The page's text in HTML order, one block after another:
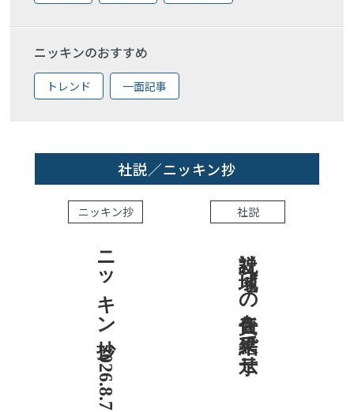
ニッキンのおすすめ
トレンド 一面記事
社説／ニッキン抄
ニッキン抄
ニッキン抄 2026.8.7
社説
社説 地域への責任を結果で示せ